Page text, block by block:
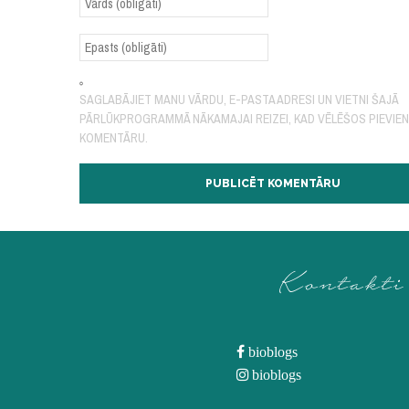
SAGLABĀJIET MANU VĀRDU, E-PASTA ADRESI UN VIETNI ŠAJĀ
PĀRLŪKPROGRAMMĀ NĀKAMAJAI REIZEI, KAD VĒLĒŠOS
KOMENTĀRU.
Kontakti
bioblogs
bioblogs